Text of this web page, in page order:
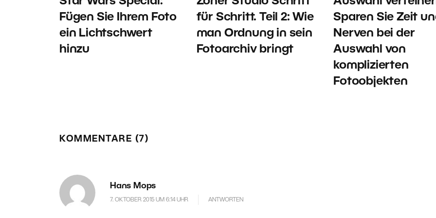
Fügen Sie Ihrem Foto
ein Lichtschwert
hinzu
für Schritt. Teil 2: Wie
man Ordnung in sein
Fotoarchiv bringt
Sparen Sie Zeit
Nerven bei der
Auswahl von
komplizierten
Fotoobjekten
KOMMENTARE (7)
Hans Mops
7. OKTOBER 2015 UM 6:14 UHR ANTWORTEN